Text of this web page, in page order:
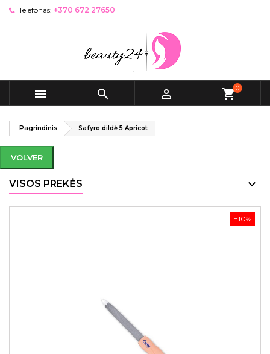
Telefonas: +370 672 27650
   shopping_cart0
Pagrindinis Safyro dildė 5 Apricot
VOLVER
VISOS PREKĖS
−10%